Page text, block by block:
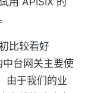
比较看好
台网关主要使
由于我们的业